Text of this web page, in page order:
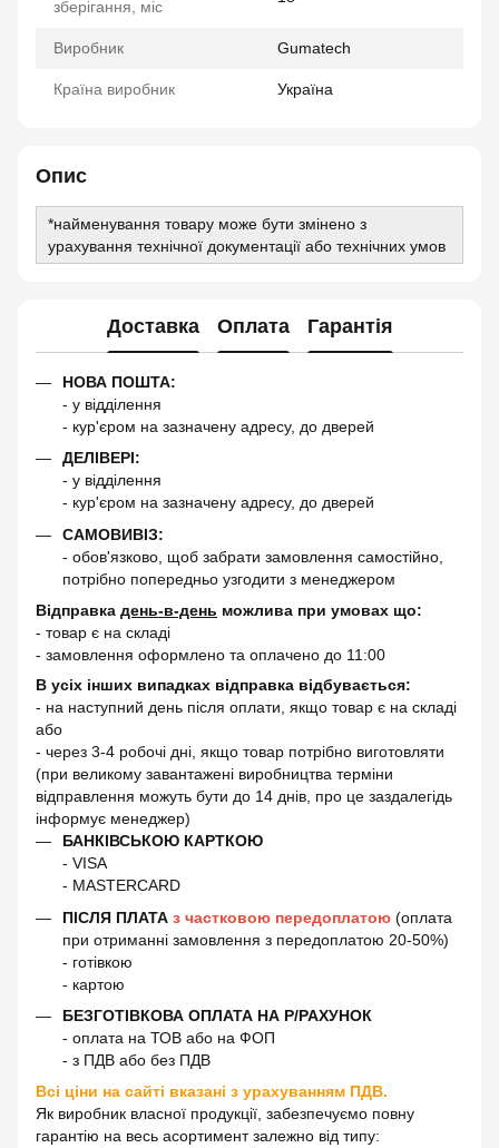
зберігання, міс
Виробник Gumatech
Країна виробник Україна
Опис
*найменування товару може бути змінено з
урахування технічної документації або технічних умов
Доставка Оплата Гарантія
НОВА ПОШТА:
- у відділення
- кур'єром на зазначену адресу, до дверей
ДЕЛІВЕРІ:
- у відділення
- кур'єром на зазначену адресу, до дверей
САМОВИВІЗ:
- обов'язково, щоб забрати замовлення самостійно,
потрібно попередньо узгодити з менеджером
Відправка день-в-день можлива при умовах що:
- товар є на складі
- замовлення оформлено та оплачено до 11:00
В усіх інших випадках відправка відбувається:
- на наступний день після оплати, якщо товар є на складі
або
- через 3-4 робочі дні, якщо товар потрібно виготовляти
(при великому завантажені виробництва терміни
відправлення можуть бути до 14 днів, про це заздалегідь
інформує менеджер)
БАНКІВСЬКОЮ КАРТКОЮ
- VISA
- MASTERCARD
ПІСЛЯ ПЛАТА з частковою передоплатою (оплата
при отриманні замовлення з передоплатою 20-50%)
- готівкою
- картою
БЕЗГОТІВКОВА ОПЛАТА НА Р/РАХУНОК
- оплата на ТОВ або на ФОП
- з ПДВ або без ПДВ
Всі ціни на сайті вказані з урахуванням ПДВ.
Як виробник власної продукції, забезпечуємо повну
гарантію на весь асортимент залежно від типу: